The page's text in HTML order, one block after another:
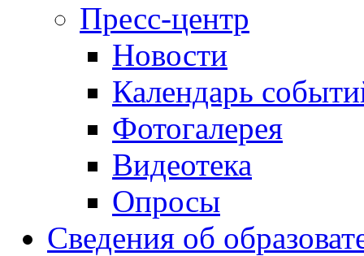
Пресс-центр
Новости
Календарь
Фотогалерея
Видеотека
Опросы
Сведения об